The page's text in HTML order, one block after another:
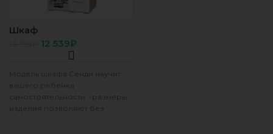
Шкаф
многофункциональный
“Сенди” ШК-10 сонома
12 539₽
Модель шкафа Сенди научит
вашего ребенка
самостоятельности. -размеры
изделия позволяют без